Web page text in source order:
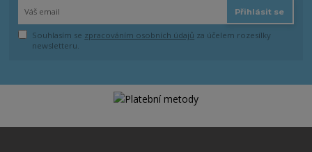
Přihlásit se
Souhlasím se zpracováním osobních údajů za účelem rozesílky
newsletteru.